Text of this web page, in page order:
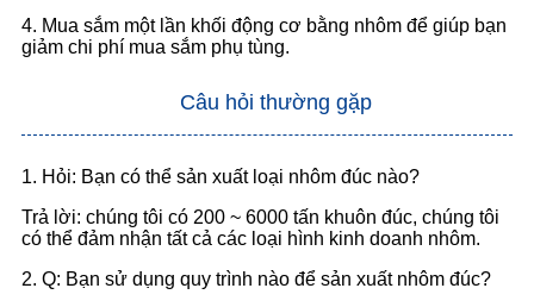
4. Mua sắm một lần khối động cơ bằng nhôm để giúp bạn
giảm chi phí mua sắm phụ tùng.
Câu hỏi thường gặp
1. Hỏi: Bạn có thể sản xuất loại nhôm đúc nào?
Trả lời: chúng tôi có 200 ~ 6000 tấn khuôn đúc, chúng tôi
có thể đảm nhận tất cả các loại hình kinh doanh nhôm.
2. Q: Bạn sử dụng quy trình nào để sản xuất nhôm đúc?